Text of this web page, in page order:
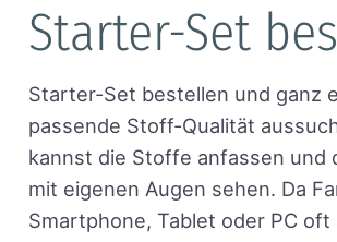
Starter-Set
Starter-Set bestellen und ganz
passende Stoff-Qualität
kannst die Stoffe anfassen und
mit eigenen Augen sehen. Da
Smartphone, Tablet oder PC oft